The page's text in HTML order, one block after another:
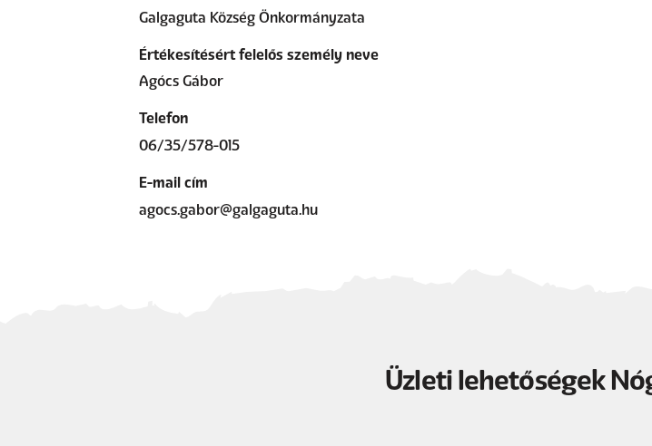
Galgaguta Község Önkormányzata
Értékesítésért felelős személy neve
Agócs Gábor
Telefon
06/35/578-015
E-mail cím
agocs.gabor@galgaguta.hu
Üzleti lehetőségek